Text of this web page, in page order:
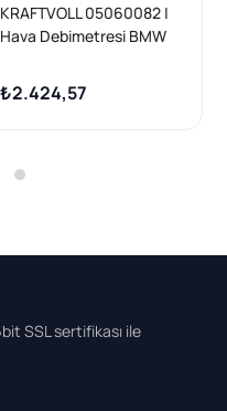
KRAFTVOLL 05060082 |
Hava Debimetresi BMW
00-06
₺2.424,57
SSL sertifikası ile